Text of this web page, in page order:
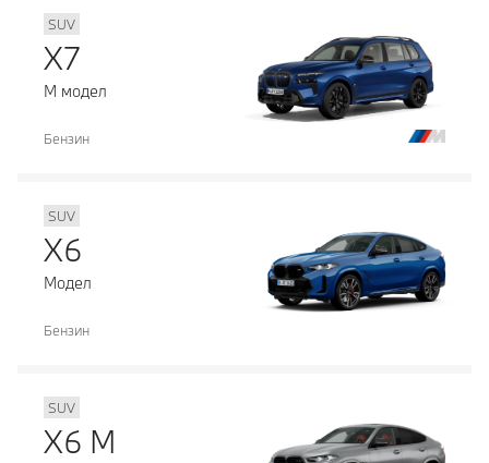
SUV
X7
М модел
Бензин
SUV
X6
Модел
Бензин
SUV
X6 M